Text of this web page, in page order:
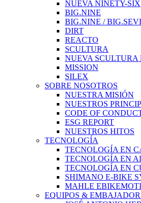
NUEVA NINETY-SIX
BIG.NINE
BIG.NINE /
DIRT
REACTO
SCULTURA
NUEVA SCULTURA
MISSION
SILEX
SOBRE NOSOTROS
NUESTRA MISIÓN
NUESTROS
CODE OF
ESG REPORT
NUESTROS HITOS
TECNOLOGÍA
TECNOLOGÍA EN
TECNOLOGÍA EN
TECNOLOGÍA EN
SHIMANO E-BIKE
MAHLE
EQUIPOS &